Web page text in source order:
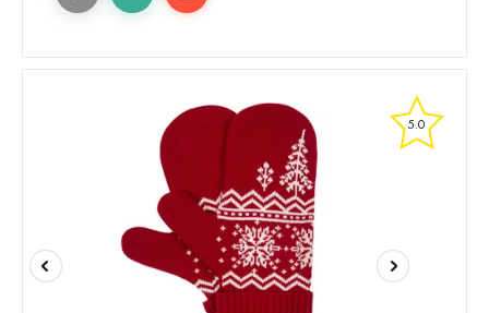
5.0